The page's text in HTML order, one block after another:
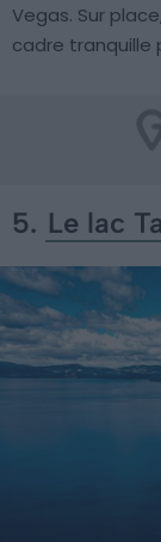
Vegas. Sur
cadre tranquille
5. Le lac